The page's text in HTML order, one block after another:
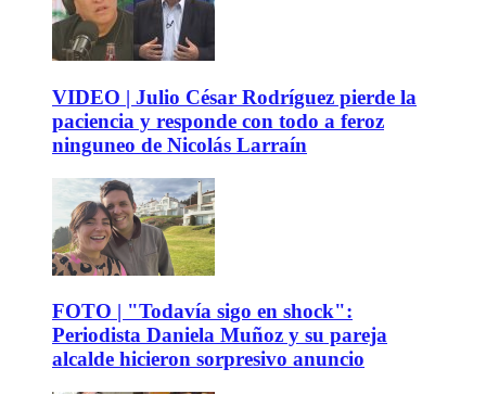
VIDEO | Julio César Rodríguez pierde la
paciencia y responde con todo a feroz
ninguneo de Nicolás Larraín
FOTO | "Todavía sigo en shock":
Periodista Daniela Muñoz y su pareja
alcalde hicieron sorpresivo anuncio